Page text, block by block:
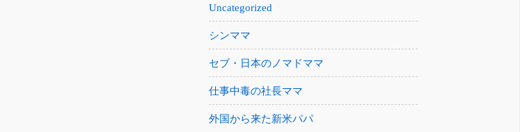
Uncategorized
シンママ
セブ・日本のノマドママ
仕事中毒の社長ママ
外国から来た新米パパ